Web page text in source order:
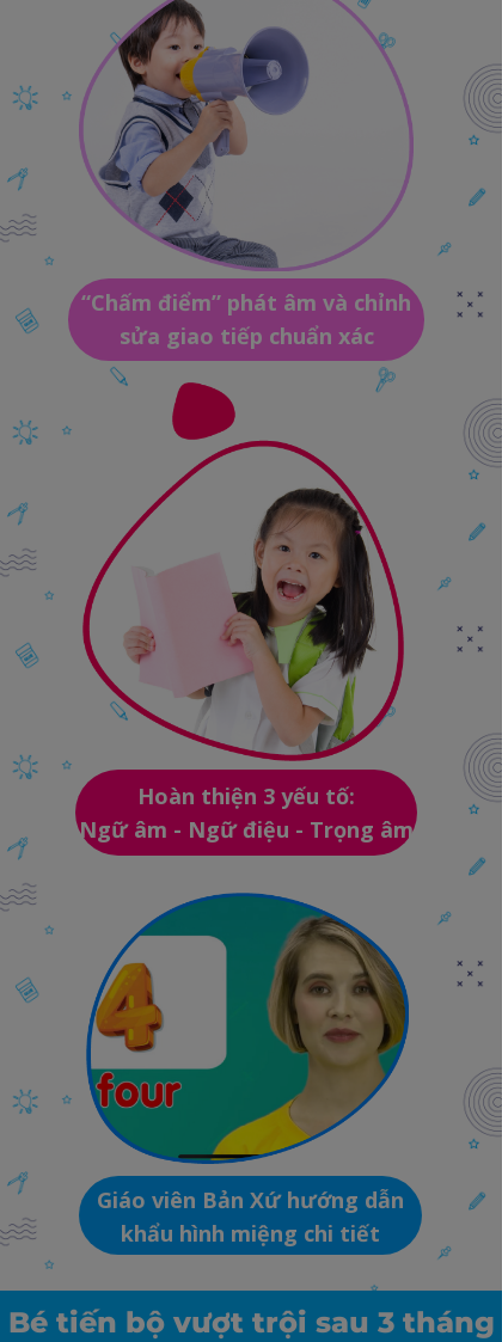
“Chấm điểm” phát âm và chỉnh
sửa giao tiếp chuẩn xác
Hoàn thiện 3 yếu tố:
Ngữ âm - Ngữ điệu - Trọng âm
Giáo viên Bản Xứ hướng dẫn
khẩu hình miệng chi tiết
Bé tiến bộ vượt trội sau 3 tháng